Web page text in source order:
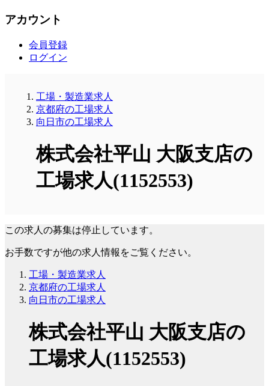
アカウント
会員登録
ログイン
工場・製造業求人
京都府の工場求人
向日市の工場求人
株式会社平山 大阪支店の
工場求人(1152553)
この求人の募集は停止しています。
お手数ですが他の求人情報をご覧ください。
工場・製造業求人
京都府の工場求人
向日市の工場求人
株式会社平山 大阪支店の
工場求人(1152553)